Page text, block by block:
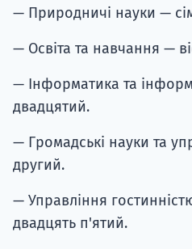
— Природничі науки —
— Освіта та навчання —
— Інформатика та
двадцятий.
— Громадські науки та
другий.
— Управління
двадцять п'ятий.